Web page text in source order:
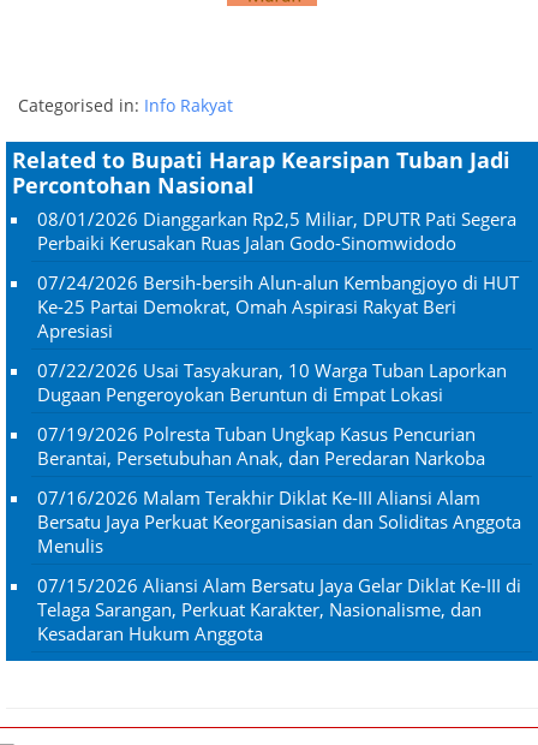
Categorised in: Info Rakyat
Related to Bupati Harap Kearsipan Tuban Jadi
Percontohan Nasional
08/01/2026 Dianggarkan Rp2,5 Miliar, DPUTR Pati Segera
Perbaiki Kerusakan Ruas Jalan Godo-Sinomwidodo
07/24/2026 Bersih-bersih Alun-alun Kembangjoyo di HUT
Ke-25 Partai Demokrat, Omah Aspirasi Rakyat Beri
Apresiasi
07/22/2026 Usai Tasyakuran, 10 Warga Tuban Laporkan
Dugaan Pengeroyokan Beruntun di Empat Lokasi
07/19/2026 Polresta Tuban Ungkap Kasus Pencurian
Berantai, Persetubuhan Anak, dan Peredaran Narkoba
07/16/2026 Malam Terakhir Diklat Ke-III Aliansi Alam
Bersatu Jaya Perkuat Keorganisasian dan Soliditas Anggota
Menulis
07/15/2026 Aliansi Alam Bersatu Jaya Gelar Diklat Ke-III di
Telaga Sarangan, Perkuat Karakter, Nasionalisme, dan
Kesadaran Hukum Anggota